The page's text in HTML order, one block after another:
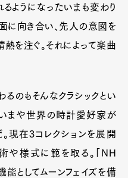
ようになったいまも変わり
に向き合い、先人の意図を
を注ぐ。それによって楽曲
のもそんなクラシックとい
いまや世界の時計愛好家が
現在3コレクションを展開
や様式に範を取る。「NH
としてムーンフェイズを備